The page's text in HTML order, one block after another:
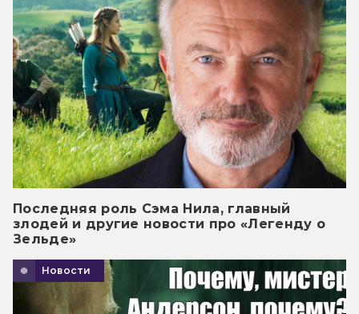
Последняя роль Сэма Нила, главный
злодей и другие новости про «Легенду о
Зельде»
Новости